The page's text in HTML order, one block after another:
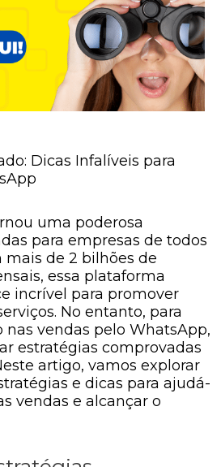
Dicas Infalíveis para
uma poderosa
para empresas de todos
mais de 2 bilhões de
essa plataforma
incrível para promover
No entanto, para
nas vendas pelo WhatsApp,
estratégias comprovadas
artigo, vamos explorar
e dicas para ajudá-
vendas e alcançar o